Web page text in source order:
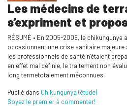
Les médecins de
s’expriment et
RÉSUMÉ • En 2005-2006, le chikungunya
occasionnant une crise sanitaire majeure
les professionnels de santé n’étaient
en effet mal définie, le traitement non
long termetotalement méconnues.
Publié dans Chikungunya (étude)
Soyez le premier à commenter!